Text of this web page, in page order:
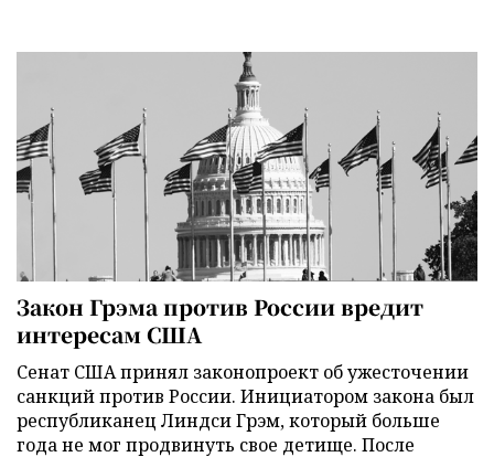
Закон Грэма против России вредит
интересам США
Сенат США принял законопроект об ужесточении
санкций против России. Инициатором закона был
республиканец Линдси Грэм, который больше
года не мог продвинуть свое детище. После